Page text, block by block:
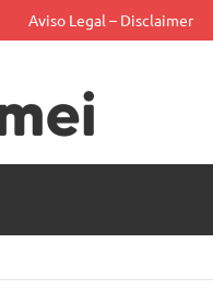
Aviso Legal – Disclaimer